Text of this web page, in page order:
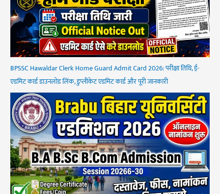
BPSSC Hawaldar Clerk Home Guard Admit Card 2026: परीक्षा तिथि, ई-
एडमिट कार्ड डाउनलोड लिंक, डुप्लीकेट एडमिट कार्ड और पूरी जानकारी